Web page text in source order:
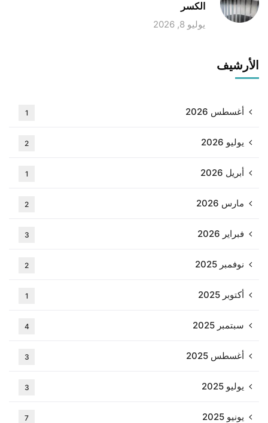
الكسر
يوليو 8, 2026
الأرشيف
أغسطس 2026 1
يوليو 2026 2
أبريل 2026 1
مارس 2026 2
فبراير 2026 3
نوفمبر 2025 2
أكتوبر 2025 1
سبتمبر 2025 4
أغسطس 2025 3
يوليو 2025 3
يونيو 2025 7